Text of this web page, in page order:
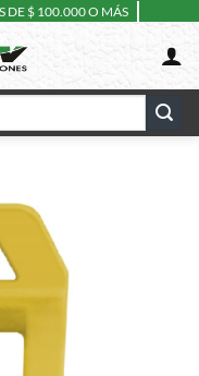
DE $ 100.000 O MÁS